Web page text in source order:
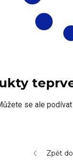
se ale
Zpět